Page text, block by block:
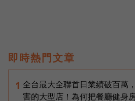
即時熱門文章
1 全台最大全聯首日業績破百萬
害的大型店！為何把餐廳健身